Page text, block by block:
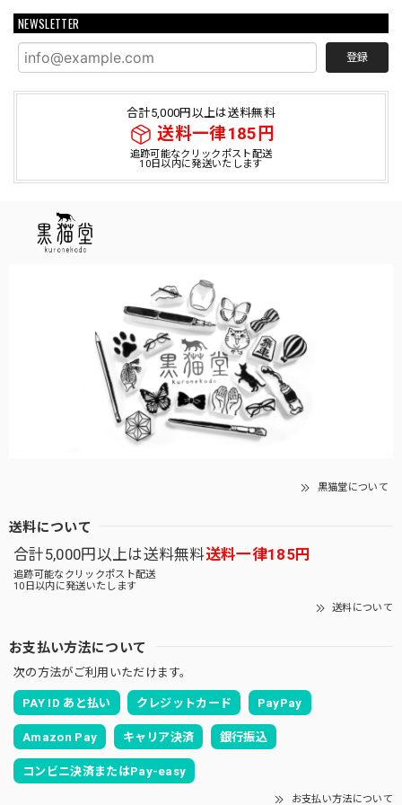
NEWSLETTER
登録
合計5,000円以上は送料無料
送料一律185円
追跡可能なクリックポスト配送
10日以内に発送いたします
黒猫堂について
送料について
合計5,000円以上は送料無料送料一律185円
追跡可能なクリックポスト配送
10日以内に発送いたします
送料について
お支払い方法について
次の方法がご利用いただけます。
PAY ID あと払い クレジットカード PayPay
Amazon Pay キャリア決済 銀行振込
コンビニ決済またはPay-easy
お支払い方法について